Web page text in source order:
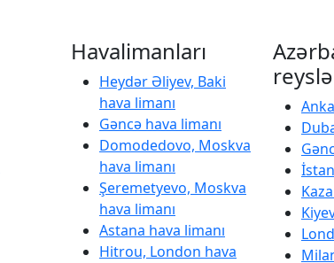
Havalimanları
Heydər Əliyev, Baki
hava limanı
Gəncə hava limanı
Domodedovo, Moskva
hava limanı
Şeremetyevo, Moskva
hava limanı
Astana hava limanı
Hitrou, London hava